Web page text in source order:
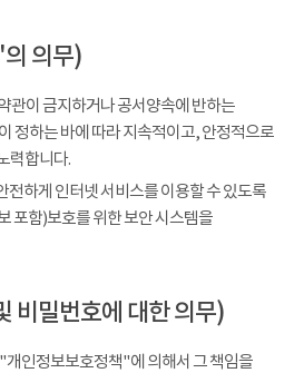
의무)
관이 금지하거나 공서양속에 반하는
정하는 바에 따라 지속적이고, 안정적으로
력합니다.
하게 인터넷 서비스를 이용할 수 있도록
포함)보호를 위한 보안 시스템을
비밀번호에 대한 의무)
인정보보호정책"에 의해서 그 책임을